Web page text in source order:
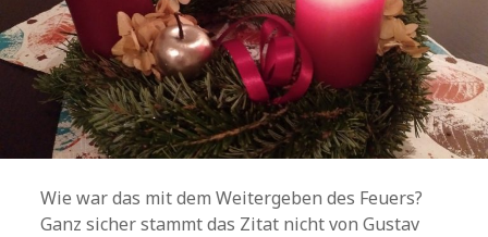
Wie war das mit dem Weitergeben des Feuers?
Ganz sicher stammt das Zitat nicht von Gustav